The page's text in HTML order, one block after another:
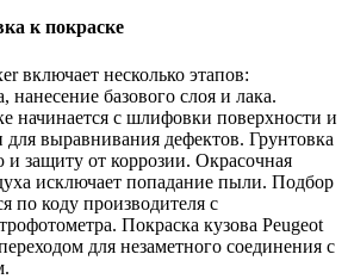
к покраске
включает несколько этапов:
нанесение базового слоя и лака.
начинается с шлифовки поверхности и
выравнивания дефектов. Грунтовка
и защиту от коррозии. Окрасочная
исключает попадание пыли. Подбор
по коду производителя с
Покраска кузова Peugeot
для незаметного соединения с